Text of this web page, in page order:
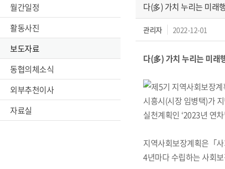
월간일정
활동사진
보도자료
동협의체소식
외부추천이사
자료실
다(多) 가치 누리는 미래
관리자 2022-12-01
다(多) 가치 누리는 미래
시흥시(시장 임병택)가
실천계획인 ‘2023년 연
지역사회보장계획은「
4년마다 수립하는 사회